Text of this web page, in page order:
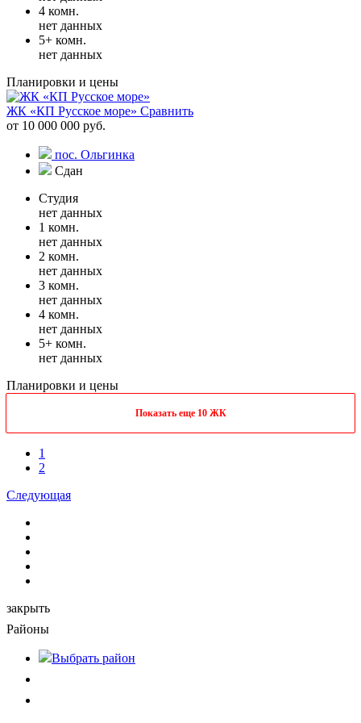
4 комн.
нет данных
5+ комн.
нет данных
Планировки и цены
ЖК «КП Русское море» Сравнить
от 10 000 000 руб.
пос. Ольгинка
Сдан
Студия
нет данных
1 комн.
нет данных
2 комн.
нет данных
3 комн.
нет данных
4 комн.
нет данных
5+ комн.
нет данных
Планировки и цены
Показать еще 10 ЖК
1
2
Следующая
закрыть
Районы
Выбрать район